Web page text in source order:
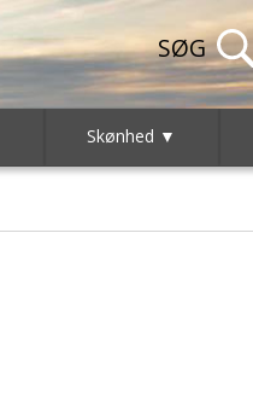
Skønhed ▼